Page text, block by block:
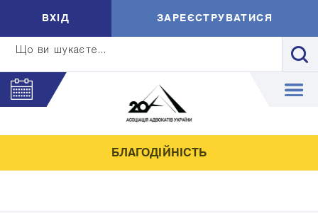
Що ви шукаєте...
ВXIД ЗАРЕЄСТРУВАТИСЯ
БЛАГОДІЙНІСТЬ